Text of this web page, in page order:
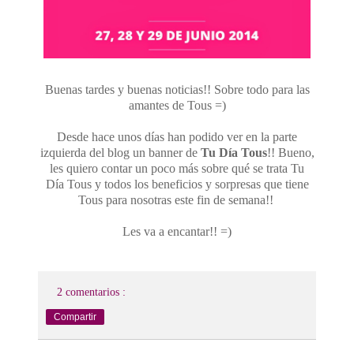
Buenas tardes y buenas noticias!! Sobre todo para las
amantes de Tous =)
Desde hace unos días han podido ver en la parte
izquierda del blog un banner de Tu Día Tous!! Bueno,
les quiero contar un poco más sobre qué se trata Tu
Día Tous y todos los beneficios y sorpresas que tiene
Tous para nosotras este fin de semana!!
Les va a encantar!! =)
2 comentarios :
Compartir